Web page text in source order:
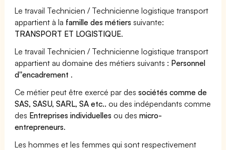
Le travail Technicien / Technicienne logistique transport
appartient à la famille des métiers suivante:
TRANSPORT ET LOGISTIQUE.
Le travail Technicien / Technicienne logistique transport
appartient au domaine des métiers suivants : Personnel
d''encadrement .
Ce métier peut être exercé par dessociétés comme de
SAS, SASU, SARL, SA etc.. ou des indépendants comme
des Entreprises individuelles ou desmicro-
entrepreneurs.
Les hommes et les femmes qui sont respectivement